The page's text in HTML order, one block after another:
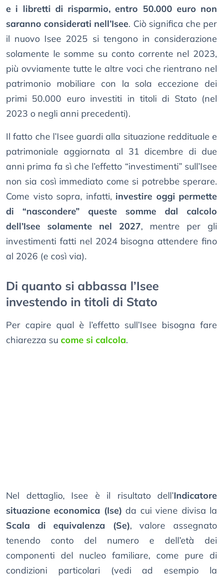
e i libretti di risparmio, entro 50.000 euro non
saranno considerati nell’Isee. Ciò significa che per
il nuovo Isee 2025 si tengono in considerazione
solamente le somme su conto corrente nel 2023,
più ovviamente tutte le altre voci che rientrano nel
patrimonio mobiliare con la sola eccezione dei
primi 50.000 euro investiti in titoli di Stato (nel
2023 o negli anni precedenti).
Il fatto che l’Isee guardi alla situazione reddituale e
patrimoniale aggiornata al 31 dicembre di due
anni prima fa sì che l’effetto “investimenti” sull’Isee
non sia così immediato come si potrebbe sperare.
Come visto sopra, infatti, investire oggi permette
di “nascondere” queste somme dal calcolo
dell’Isee solamente nel 2027, mentre per gli
investimenti fatti nel 2024 bisogna attendere fino
al 2026 (e così via).
Di quanto si abbassa l’Isee
investendo in titoli di Stato
Per capire qual è l’effetto sull’Isee bisogna fare
chiarezza su come si calcola.
Nel dettaglio, Isee è il risultato dell’Indicatore
situazione economica (Ise) da cui viene divisa la
Scala di equivalenza (Se), valore assegnato
tenendo conto del numero e dell’età dei
componenti del nucleo familiare, come pure di
condizioni particolari (vedi ad esempio la